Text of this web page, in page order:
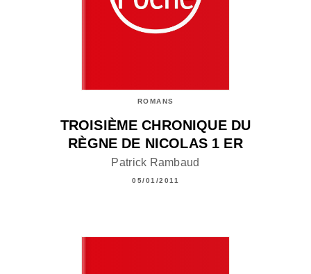
ROMANS
TROISIÈME CHRONIQUE DU
RÈGNE DE NICOLAS 1 ER
Patrick Rambaud
05/01/2011